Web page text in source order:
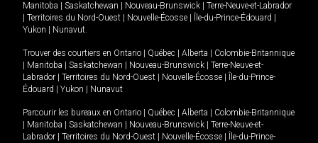
Manitoba
Saskatchewan Nouveau-Brunswick
Terre-Neuve-et-Labrador
Territoires du Nord-Ouest Nouvelle-Écosse Île-du-Prince-Édouard
Yukon
Nunavut.
Trouver des courtiers en Ontario Québec Alberta
Colombie-Britannique
Manitoba Saskatchewan Nouveau-Brunswick
Terre-Neuve-et-
Labrador
Territoires du Nord-Ouest Nouvelle-Écosse
Île-du-Prince-
Édouard
Yukon Nunavut
Parcourir les bureaux en Ontario Québec Alberta
Colombie-Britannique
Manitoba Saskatchewan Nouveau-Brunswick
Terre-Neuve-et-
Labrador
Territoires du Nord-Ouest Nouvelle-Écosse
Île-du-Prince-